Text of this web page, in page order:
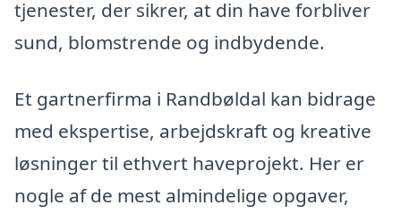
tjenester, der sikrer, at din have forbliver
sund, blomstrende og indbydende.
Et gartnerfirma i Randbøldal kan bidrage
med ekspertise, arbejdskraft og kreative
løsninger til ethvert haveprojekt. Her er
nogle af de mest almindelige opgaver,